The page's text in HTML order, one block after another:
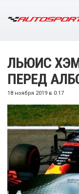
ЛЬЮИС
ПЕРЕД
18 ноября 2019 в 0:17